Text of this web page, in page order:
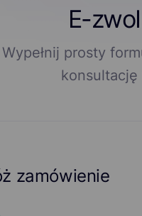
E-
Wypełnij prosty
zamówienie